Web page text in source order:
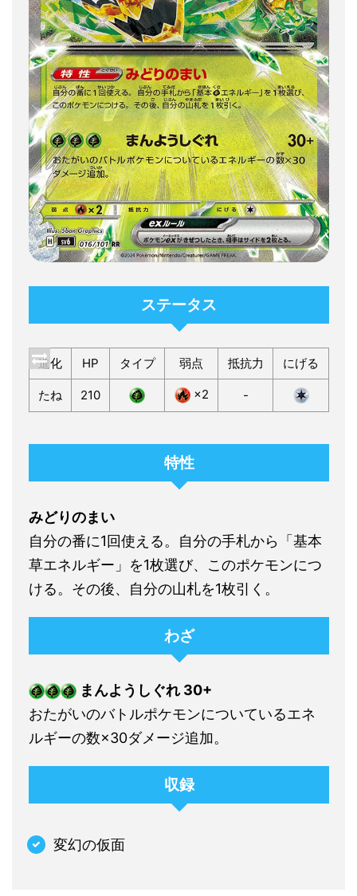
ステータス
進化 HP タイプ 弱点 抵抗力 にげる
たね 210 ×2 -
特性
みどりのまい
自分の番に1回使える。自分の手札から「基本
草エネルギー」を1枚選び、このポケモンにつ
ける。その後、自分の山札を1枚引く。
わざ
まんようしぐれ 30+
おたがいのバトルポケモンについているエネ
ルギーの数×30ダメージ追加。
収録
変幻の仮面